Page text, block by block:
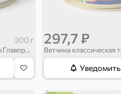
300 г
Крылышки куриные гриль «Главпродукт», 300 г
297,7 ₽
Уведомить